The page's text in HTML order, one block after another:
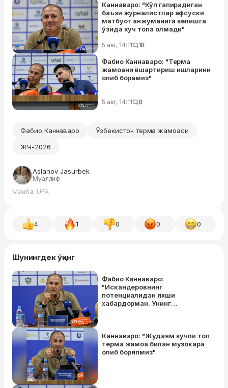
Каннаваро: "Кўп гапирадиган
баъзи журналистлар афсуски
матбуот анжуманига келишга
ўзида куч топа олмади"
5 авг, 14:11 18
Фабио Каннаваро: "Терма
жамоани ёшартириш ишларини
олиб борамиз"
5 авг, 14:11 8
Фабио Каннаваро
Ўзбекистон терма жамоаси
ЖЧ-2026
Aslanov Jasurbek
Муаллиф
Манба: UFA
4 1 0 0 0
Шунингдек ўқинг
Фабио Каннаваро:
"Искандеровнинг
потенциалидан яхши
хабардорман. Унинг
Каннаваро: "Жудаям кучли топ
терма жамоа билан музокара
олиб боряпмиз"